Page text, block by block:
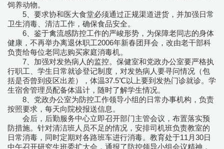
饲养动物。
5、要求协和医大食堂必须通过正规渠道进货，并加强日常
卫生消毒、清洁工作，确保食品安全。
6、鉴于禽流感防控工作的严峻形势，为保障老同志的身体
健康，不再举办离退休职工2006年新春团拜会，改由老干部科
负责给每位老同志购买家庭消毒机。
7、加强对发热病人的监控。保健室和党政办公室要严格执
行职工、学生日常就诊登记制度，对发热病人要寻问情况（包
括是否曾到疫区出差），体温37.5℃以上要到发热门诊就诊。学
生宿舍管理员配备体温计，随时了解学生情况。
8、党政办公室为防控工作领导小组的日常办事机构，负责
按照要求，每天向院校报送信息。
会后，后勤服务中心立即召开部门主管会议，布置落实预
防措施。针对清洁班人员不足的情况，安排司机班负责教室的
日常消毒，同时定期对各路班车进行消毒。教育处于11月30日
中午召开研究生班委扩大会，通报了防控领导小组会议精神，